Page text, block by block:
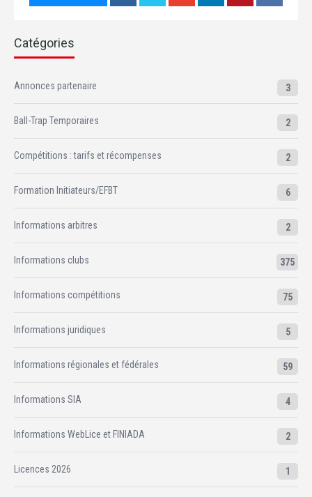
Catégories
Annonces partenaire 3
Ball-Trap Temporaires 2
Compétitions : tarifs et récompenses 2
Formation Initiateurs/EFBT 6
Informations arbitres 2
Informations clubs 375
Informations compétitions 75
Informations juridiques 5
Informations régionales et fédérales 59
Informations SIA 4
Informations WebLice et FINIADA 2
Licences 2026 1